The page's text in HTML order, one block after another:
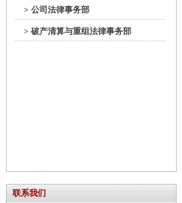
> 公司法律事务部
> 破产清算与重组法律事务部
联系我们